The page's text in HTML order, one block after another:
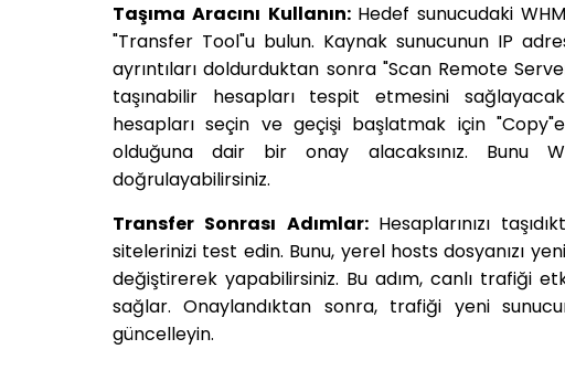
Taşıma Aracını Kullanın: Hedef sunucudaki
"Transfer Tool"u bulun. Kaynak sunucunun IP
ayrıntıları doldurduktan sonra "Scan Remote
taşınabilir hesapları tespit etmesini
hesapları seçin ve geçişi başlatmak için "Copy"e
olduğuna dair bir onay alacaksınız. Bunu
doğrulayabilirsiniz.
Transfer Sonrası Adımlar: Hesaplarınızı
sitelerinizi test edin. Bunu, yerel hosts dosyanızı
değiştirerek yapabilirsiniz. Bu adım, canlı trafiği
sağlar. Onaylandıktan sonra, trafiği yeni
güncelleyin.